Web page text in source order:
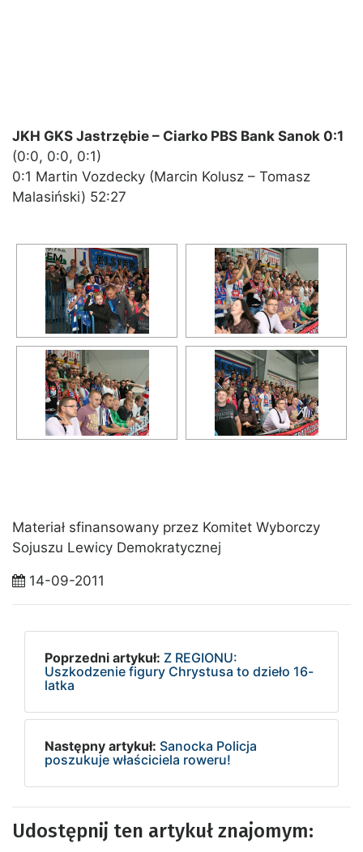
JKH GKS Jastrzębie – Ciarko PBS Bank Sanok 0:1
(0:0, 0:0, 0:1)
0:1 Martin Vozdecky (Marcin Kolusz – Tomasz
Malasiński) 52:27
Materiał sfinansowany przez Komitet Wyborczy
Sojuszu Lewicy Demokratycznej
14-09-2011
Poprzedni artykuł: Z REGIONU:
Uszkodzenie figury Chrystusa to dzieło 16-
latka
Następny artykuł: Sanocka Policja
poszukuje właściciela roweru!
Udostępnij ten artykuł znajomym: